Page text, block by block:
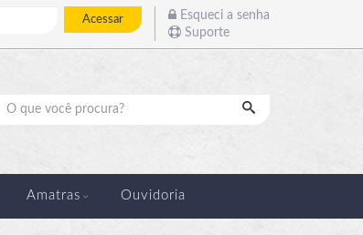
Acessar
Esqueci a senha
Suporte
Pesquisar
Amatras Ouvidoria